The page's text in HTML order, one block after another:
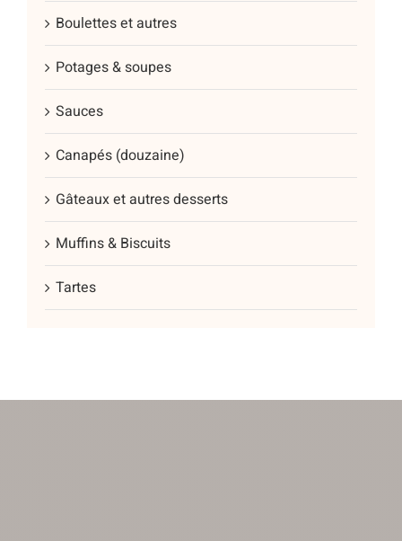
Boulettes et autres
Potages & soupes
Sauces
Canapés (douzaine)
Gâteaux et autres desserts
Muffins & Biscuits
Tartes